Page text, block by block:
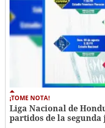
¡TOME NOTA!
Liga Nacional de
partidos de la